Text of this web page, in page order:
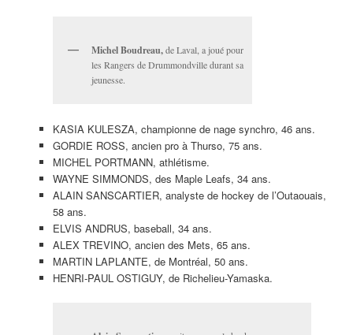
Michel Boudreau,de Laval, a joué pour
les Rangers de Drummondville durant sa
jeunesse.
KASIA KULESZA, championne de nage synchro, 46 ans.
GORDIE ROSS, ancien pro à Thurso, 75 ans.
MICHEL PORTMANN, athlétisme.
WAYNE SIMMONDS, des Maple Leafs, 34 ans.
ALAIN SANSCARTIER, analyste de hockey de l’Outaouais,
58 ans.
ELVIS ANDRUS, baseball, 34 ans.
ALEX TREVINO, ancien des Mets, 65 ans.
MARTIN LAPLANTE, de Montréal, 50 ans.
HENRI-PAUL OSTIGUY, de Richelieu-Yamaska.